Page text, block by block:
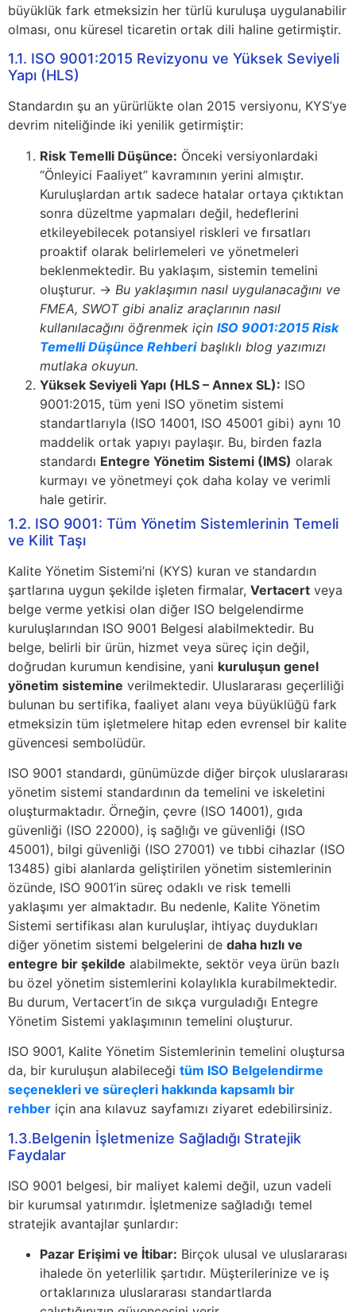
büyüklük fark etmeksizin her türlü kuruluşa uygulanabilir
olması, onu küresel ticaretin ortak dili haline getirmiştir.
1.1. ISO 9001:2015 Revizyonu ve Yüksek Seviyeli
Yapı (HLS)
Standardın şu an yürürlükte olan 2015 versiyonu, KYS’ye
devrim niteliğinde iki yenilik getirmiştir:
Risk Temelli Düşünce: Önceki versiyonlardaki
“Önleyici Faaliyet” kavramının yerini almıştır.
Kuruluşlardan artık sadece hatalar ortaya çıktıktan
sonra düzeltme yapmaları değil, hedeflerini
etkileyebilecek potansiyel riskleri ve fırsatları
proaktif olarak belirlemeleri ve yönetmeleri
beklenmektedir. Bu yaklaşım, sistemin temelini
oluşturur. → Bu yaklaşımın nasıl uygulanacağını ve
FMEA, SWOT gibi analiz araçlarının nasıl
kullanılacağını öğrenmek için ISO 9001:2015 Risk
Temelli Düşünce Rehberibaşlıklı blog yazımızı
mutlaka okuyun.
Yüksek Seviyeli Yapı (HLS – Annex SL): ISO
9001:2015, tüm yeni ISO yönetim sistemi
standartlarıyla (ISO 14001, ISO 45001 gibi) aynı 10
maddelik ortak yapıyı paylaşır. Bu, birden fazla
standardı Entegre Yönetim Sistemi (IMS) olarak
kurmayı ve yönetmeyi çok daha kolay ve verimli
hale getirir.
1.2. ISO 9001: Tüm Yönetim Sistemlerinin Temeli
ve Kilit Taşı
Kalite Yönetim Sistemi’ni (KYS) kuran ve standardın
şartlarına uygun şekilde işleten firmalar, Vertacert veya
belge verme yetkisi olan diğer ISO belgelendirme
kuruluşlarından ISO 9001 Belgesi alabilmektedir. Bu
belge, belirli bir ürün, hizmet veya süreç için değil,
doğrudan kurumun kendisine, yani kuruluşun genel
yönetim sistemine verilmektedir. Uluslararası geçerliliği
bulunan bu sertifika, faaliyet alanı veya büyüklüğü fark
etmeksizin tüm işletmelere hitap eden evrensel bir kalite
güvencesi sembolüdür.
ISO 9001 standardı, günümüzde diğer birçok uluslararası
yönetim sistemi standardının da temelini ve iskeletini
oluşturmaktadır. Örneğin, çevre (ISO 14001), gıda
güvenliği (ISO 22000), iş sağlığı ve güvenliği (ISO
45001), bilgi güvenliği (ISO 27001) ve tıbbi cihazlar (ISO
13485) gibi alanlarda geliştirilen yönetim sistemlerinin
özünde, ISO 9001’in süreç odaklı ve risk temelli
yaklaşımı yer almaktadır. Bu nedenle, Kalite Yönetim
Sistemi sertifikası alan kuruluşlar, ihtiyaç duydukları
diğer yönetim sistemi belgelerini de daha hızlı ve
entegre bir şekilde alabilmekte, sektör veya ürün bazlı
bu özel yönetim sistemlerini kolaylıkla kurabilmektedir.
Bu durum, Vertacert’in de sıkça vurguladığı Entegre
Yönetim Sistemi yaklaşımının temelini oluşturur.
ISO 9001, Kalite Yönetim Sistemlerinin temelini oluştursa
da, bir kuruluşun alabileceği tüm ISO Belgelendirme
seçenekleri ve süreçleri hakkında kapsamlı bir
rehber için ana kılavuz sayfamızı ziyaret edebilirsiniz.
1.3.Belgenin İşletmenize Sağladığı Stratejik
Faydalar
ISO 9001 belgesi, bir maliyet kalemi değil, uzun vadeli
bir kurumsal yatırımdır. İşletmenize sağladığı temel
stratejik avantajlar şunlardır:
Pazar Erişimi ve İtibar: Birçok ulusal ve uluslararası
ihalede ön yeterlilik şartıdır. Müşterilerinize ve iş
ortaklarınıza uluslararası standartlarda